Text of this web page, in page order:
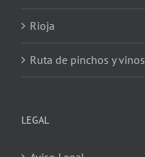
Rioja
Ruta de pinchos y vinos
LEGAL